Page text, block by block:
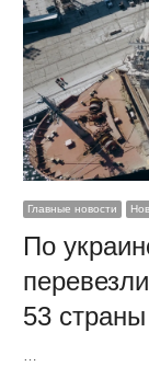
Главные новости
По
53 страны
…